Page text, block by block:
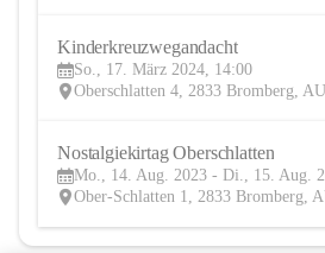
Kinderkreuzwegandacht
So., 17. März 2024, 14:00
Oberschlatten 4, 2833 Bromberg,
Nostalgiekirtag Oberschlatten
Mo., 14. Aug. 2023 - Di., 15. Aug.
Ober-Schlatten 1, 2833 Bromberg,